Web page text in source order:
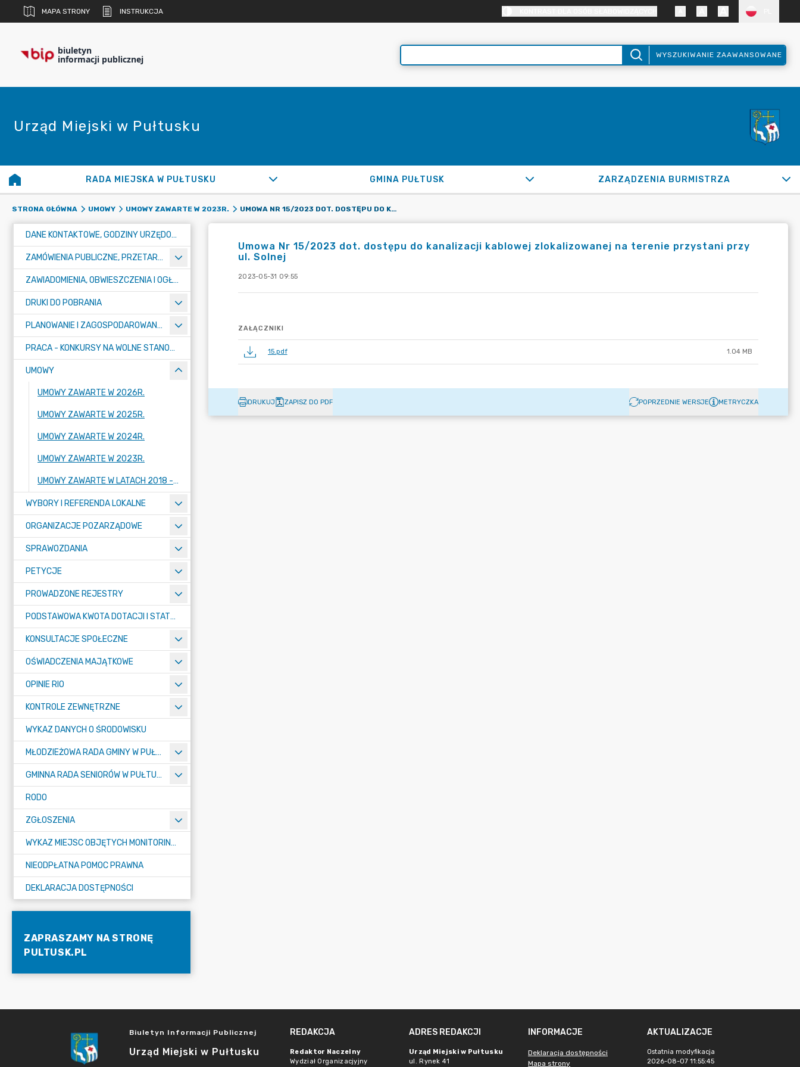
MAPA STRONY INSTRUKCJA
biuletyn
informacji publicznej WYSZUKIWANIE ZAAWANSOWANE
Urząd Miejski w Pułtusku
RADA MIEJSKA W PUŁTUSKU GMINA PUŁTUSK ZARZĄDZENIA BURMISTRZA
STRONA GŁÓWNA UMOWY UMOWY ZAWARTE W 2023R. UMOWA NR 15/2023 DOT. DOSTĘPU DO KANALIZACJI KABLOWEJ ZLOKALIZOWANEJ NA TERENIE PRZYSTANI PRZY UL. SOLNEJ
DANE KONTAKTOWE, GODZINY URZĘDOWANIA I NUMER KONTA BANKOWEGO
ZAMÓWIENIA PUBLICZNE, PRZETARGI, KONKURSY
ZAWIADOMIENIA, OBWIESZCZENIA I OGŁOSZENIA
DRUKI DO POBRANIA
PLANOWANIE I ZAGOSPODAROWANIE PRZESTRZENNE
PRACA - KONKURSY NA WOLNE STANOWISKA
UMOWY
UMOWY ZAWARTE W 2026R.
UMOWY ZAWARTE W 2025R.
UMOWY ZAWARTE W 2024R.
UMOWY ZAWARTE W 2023R.
UMOWY ZAWARTE W LATACH 2018 - 2022
WYBORY I REFERENDA LOKALNE
ORGANIZACJE POZARZĄDOWE
SPRAWOZDANIA
PETYCJE
PROWADZONE REJESTRY
PODSTAWOWA KWOTA DOTACJI I STATYSTYCZNA LICZBA UCZNIÓW
KONSULTACJE SPOŁECZNE
OŚWIADCZENIA MAJĄTKOWE
OPINIE RIO
KONTROLE ZEWNĘTRZNE
WYKAZ DANYCH O ŚRODOWISKU
MŁODZIEŻOWA RADA GMINY W PUŁTUSKU
GMINNA RADA SENIORÓW W PUŁTUSKU
RODO
ZGŁOSZENIA
WYKAZ MIEJSC OBJĘTYCH MONITORINGIEM
NIEODPŁATNA POMOC PRAWNA
DEKLARACJA DOSTĘPNOŚCI
ZAPRASZAMY NA STRONĘ
PULTUSK.PL
Umowa Nr 15/2023 dot. dostępu do kanalizacji kablowej zlokalizowanej na terenie przystani przy
ul. Solnej
2023-05-31 09:55
ZAŁĄCZNIKI
15.pdf 1.04 MB
DRUKUJ ZAPISZ DO PDF POPRZEDNIE WERSJE METRYCZKA
Biuletyn Informacji Publicznej
Urząd Miejski w Pułtusku
REDAKCJA
Redaktor Naczelny
Wydział Organizacjyjny
ADRES REDAKCJI
Urząd Miejski w Pułtusku
ul. Rynek 41
INFORMACJE
Deklaracja dostępności
Mapa strony
AKTUALIZACJE
Ostatnia modyfikacja
2026-08-07 11:55:45